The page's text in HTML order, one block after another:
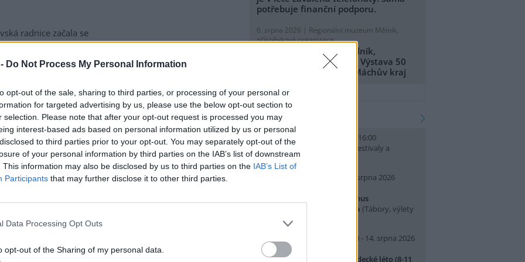
Do Not Process My Personal Information
opt-out of the sale, sharing to third parties, or processing of your personal or
for targeted advertising by us, please use the below opt-out section to
selection. Please note that after your opt-out request is processed you may
interest-based ads based on personal information utilized by us or personal
to third parties prior to your opt-out. You may separately opt-out of the
of your personal information by third parties on the IAB’s list of downstream
This information may also be disclosed by us to third parties on the IAB’s List of
Participants that may further disclose it to other third parties.
Data Processing Opt Outs
opt-out of the Sharing of my personal data.
radnice začala se
likvidací bolševníku
který patří k
invazním
ve Slezské Ostravě letos
kombinuje chemické i
Gabriela Pokorná.
výrobu nového
Škoda Auto zahájila ve
hlavním závodě v Mladé
sériovou výrobu nového
Jde o největší vůz v
potřebuje finanční podporu.
6. srpna 2026 | Regionální muzeum Mělník,
příspěvková organizace
Regionální muzeum Mělník,
příspěvková organizace: Výstava 50
let CHKO Kokořínsko - Máchův kraj
přidat tiskovou zprávu
kalendář akcí
9. srpna 2026 (neděle) 10:00 - 16:00
(Festivaly a
slavnosti, Praha 7 )
10. srpna 2026 (pondělí) - 14. srpna 2026
Hrajeme si v Pralese - 2. turnus
příměstského letního tábora (Tábory, výlety
a pobytové akce, Praha 19 )
10. srpna 2026 (pondělí) 07:30 - 14. srpna 2026
(pátek) 16:30
Příměstský tábor Přírodovědecké léto (8-11